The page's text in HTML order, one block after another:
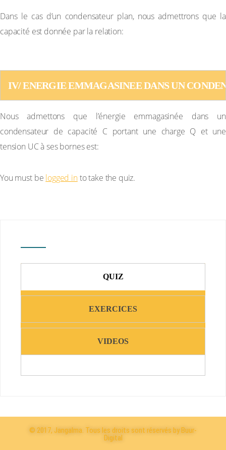
Dans le cas d’un condensateur plan, nous admettrons que la
capacité est donnée par la relation:
IV/ ENERGIE EMMAGASINEE DANS UN
Nous admettons que l’énergie emmagasinée dans un
condensateur de capacité C portant une charge Q et une
tension UC à ses bornes est:
You must be logged into take the quiz.
QUIZ
EXERCICES
VIDEOS
© 2017, Jangalma. Tous les droits sont réservés by Buur-
Digital